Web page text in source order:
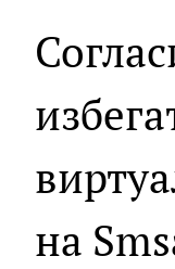
на